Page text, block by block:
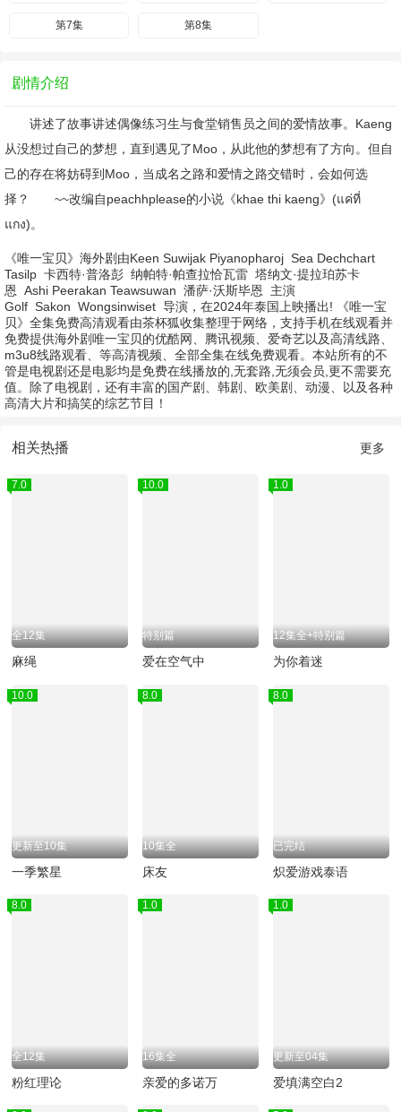
第7集 第8集
剧情介绍
讲述了故事讲述偶像练习生与食堂销售员之间的爱情故事。Kaeng
从没想过自己的梦想，直到遇见了Moo，从此他的梦想有了方向。但自
己的存在将妨碍到Moo，当成名之路和爱情之路交错时，会如何选
择？ ~~改编自peachhplease的小说《khae thi kaeng》(แค่ที่
แกง)。
《唯一宝贝》海外剧由Keen Suwijak Piyanopharoj Sea Dechchart
Tasilp 卡西特·普洛彭 纳帕特·帕查拉恰瓦雷 塔纳文·提拉珀苏卡
恩 Ashi Peerakan Teawsuwan 潘萨·沃斯毕恩 主演
Golf Sakon Wongsinwiset 导演，在2024年泰国上映播出! 《唯一宝
贝》全集免费高清观看由茶杯狐收集整理于网络，支持手机在线观看并
免费提供海外剧唯一宝贝的优酷网、腾讯视频、爱奇艺以及高清线路、
m3u8线路观看、等高清视频、全部全集在线免费观看。本站所有的不
管是电视剧还是电影均是免费在线播放的,无套路,无须会员,更不需要充
值。除了电视剧，还有丰富的国产剧、韩剧、欧美剧、动漫、以及各种
高清大片和搞笑的综艺节目！
相关热播 更多
7.0
全12集
麻绳
10.0
特别篇
爱在空气中
1.0
12集全+特别篇
为你着迷
10.0
更新至10集
一季繁星
8.0
10集全
床友
8.0
已完结
炽爱游戏泰语
8.0
全12集
粉红理论
1.0
16集全
亲爱的多诺万
1.0
更新至04集
爱填满空白2